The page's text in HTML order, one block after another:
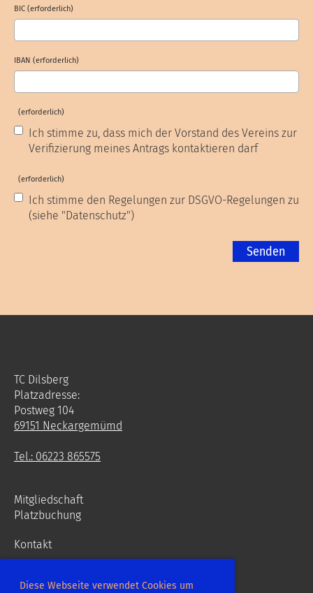
Diese Webseite verwendet Cookies um
BIC (erforderlich)
IBAN (erforderlich)
(erforderlich)
Ich stimme zu, dass mich der Vorstand des Vereins zur
Verifizierung meines Antrags kontaktieren darf
(erforderlich)
Ich stimme den Regelungen zur DSGVO-Regelungen zu
(siehe "Datenschutz")
TC Dilsberg
Platzadresse:
Postweg 104
69151 Neckargemümd
Tel.: 06223 865575
Mitgliedschaft
Platzbuchung
Kontakt